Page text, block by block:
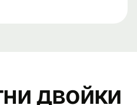
двойки